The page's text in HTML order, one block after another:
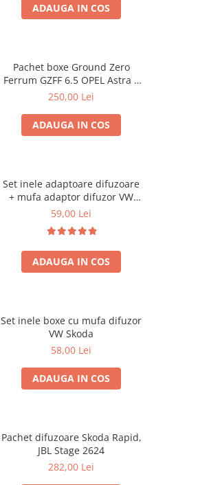
ADAUGA IN COS
Pachet boxe Ground Zero
Ferrum GZFF 6.5 OPEL Astra J,
Astra K
250,00 Lei
ADAUGA IN COS
Set inele adaptoare difuzoare
+ mufa adaptor difuzor VW
Golf IV
59,00 Lei
ADAUGA IN COS
Set inele boxe cu mufa difuzor
VW Skoda
58,00 Lei
ADAUGA IN COS
Pachet difuzoare Skoda Rapid,
JBL Stage 2624
282,00 Lei